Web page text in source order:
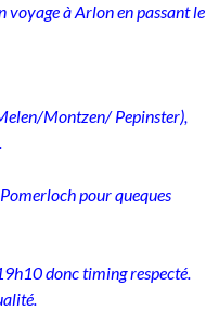
à Arlon en passant le
Montzen/ Pepinster),
pour queques
donc timing respecté.